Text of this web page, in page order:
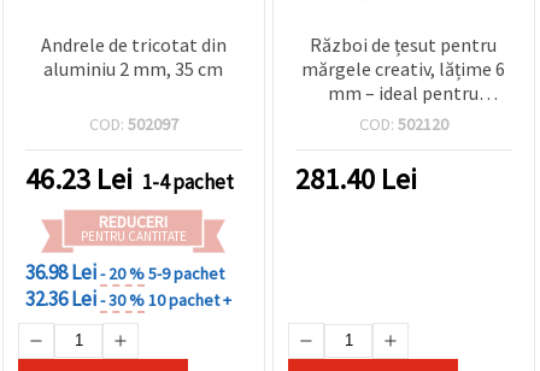
Andrele de tricotat din
aluminiu 2 mm, 35 cm
COD: 502097
46.23 Lei 1-4 pachet
REDUCERI
PENTRU CANTITATE
36.98 Lei- 20 %5-9 pachet
32.36 Lei- 30 %10 pachet +
Război de țesut pentru
mărgele creativ, lățime 6
mm – ideal pentru
bijuterii DIY handmade și
și craft
COD: 502120
281.40 Lei